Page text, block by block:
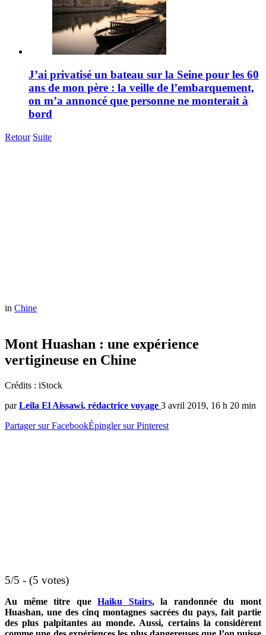
J’ai privatisé un bateau sur la Seine pour les 60
ans de mon père : la veille de l’embarquement,
on m’a annoncé que personne ne monterait à
bord
Retour Suite
in Chine
Mont Huashan : une expérience
vertigineuse en Chine
Crédits : iStock
par Leila El Aissawi, rédactrice voyage 3 avril 2019, 16 h 20 min
Partager sur FacebookÉpingler sur Pinterest
5/5 - (5 votes)
Au même titre queHaiku Stairs, la randonnée du mont
Huashan, une des cinq montagnes sacrées du pays, fait partie
des plus palpitantes au monde. Aussi, certains la considèrent